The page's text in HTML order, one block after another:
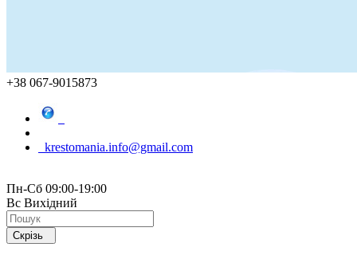
+38 067-9015873
krestomania.info@gmail.com
Пн-Сб 09:00-19:00
Вс Вихідний
Скрізь